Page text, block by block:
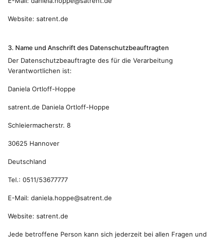
Website: satrent.de
3. Name und Anschrift des Datenschutzbeauftragten
Der Datenschutzbeauftragte des für die Verarbeitung
Verantwortlichen ist:
Daniela Ortloff-Hoppe
satrent.de Daniela Ortloff-Hoppe
Schleiermacherstr. 8
30625 Hannover
Deutschland
Tel.: 0511/53677777
E-Mail: daniela.hoppe@satrent.de
Website: satrent.de
Jede betroffene Person kann sich jederzeit bei allen Fragen und